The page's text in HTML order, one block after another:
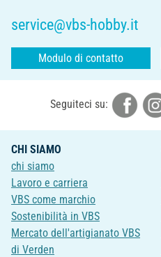
service@vbs-hobby.it
Modulo di contatto
Seguiteci su:
CHI SIAMO
chi siamo
Lavoro e carriera
VBS come marchio
Sostenibilità in VBS
Mercato dell'artigianato VBS
di Verden